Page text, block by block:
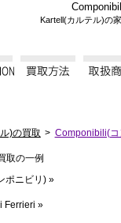
Kartell(カルテル)の
)の買取 Componibili(コ
取の一例
ポニビリ) »
Ferrieri »